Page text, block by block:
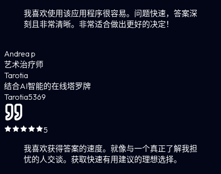
我喜欢使用该应用程序很容易。问题快速，答案深
刻且非常清晰。非常适合做出更好的决定！
Andrea p
艺术治疗师
Tarotia
结合AI智能的在线塔罗牌
Tarotia5369
5
我喜欢获得答案的速度。就像与一个真正了解我担
忧的人交谈。获取快速有用建议的理想选择。